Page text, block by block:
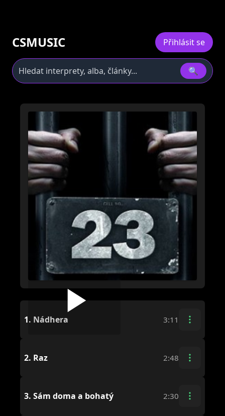
CSMUSIC Přihlásit se
🔍
1. Nádhera 3:11
2. Raz 2:48
3. Sám doma a bohatý 2:30